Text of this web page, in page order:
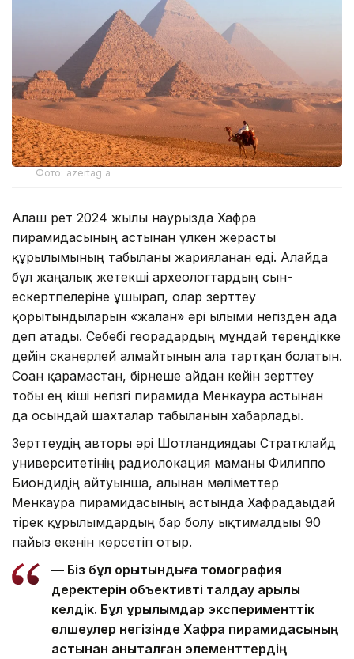
Фото: azertag.a
Алғаш рет 2024 жылғы наурызда Хафра
пирамидасының астынан үлкен жерасты
құрылымының табылғаны жарияланған еді. Алайда
бұл жаңалық жетекші археологтардың сын-
ескертпелеріне ұшырап, олар зерттеу
қорытындыларын «жалған» әрі ғылыми негізден ада
деп атады. Себебі георадардың мұндай тереңдікке
дейін сканерлей алмайтынын алға тартқан болатын.
Соған қарамастан, бірнеше айдан кейін зерттеу
тобы ең кіші негізгі пирамида Менкаура астынан
да осындай шахталар табылғанын хабарлады.
Зерттеудің авторы әрі Шотландиядағы Стратклайд
университетінің радиолокация маманы Филиппо
Биондидің айтуынша, алынған мәліметтер
Менкаура пирамидасының астында Хафрадағыдай
тірек құрылымдардың бар болу ықтималдығы 90
пайыз екенін көрсетіп отыр.
— Біз бұл қорытындыға томография
деректерін объективті талдау арқылы
келдік. Бұл құрылымдар эксперименттік
өлшеулер негізінде Хафра пирамидасының
астынан анықталған элементтердің